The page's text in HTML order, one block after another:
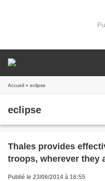
Accueil » eclipse
eclipse
Thales provides
troops, wherever they
Publié le 23/06/2014 à 16:55